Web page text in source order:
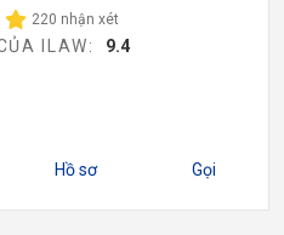
220 nhận xét
ILAW: 9.4
Hồ sơ Gọi